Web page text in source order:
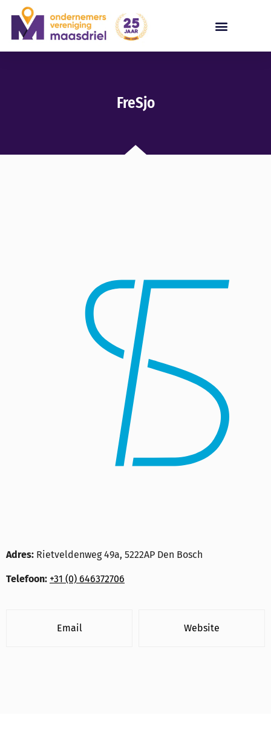
FreSjo
Adres: Rietveldenweg 49a, 5222AP Den Bosch
Telefoon: +31 (0) 646372706
Email Website